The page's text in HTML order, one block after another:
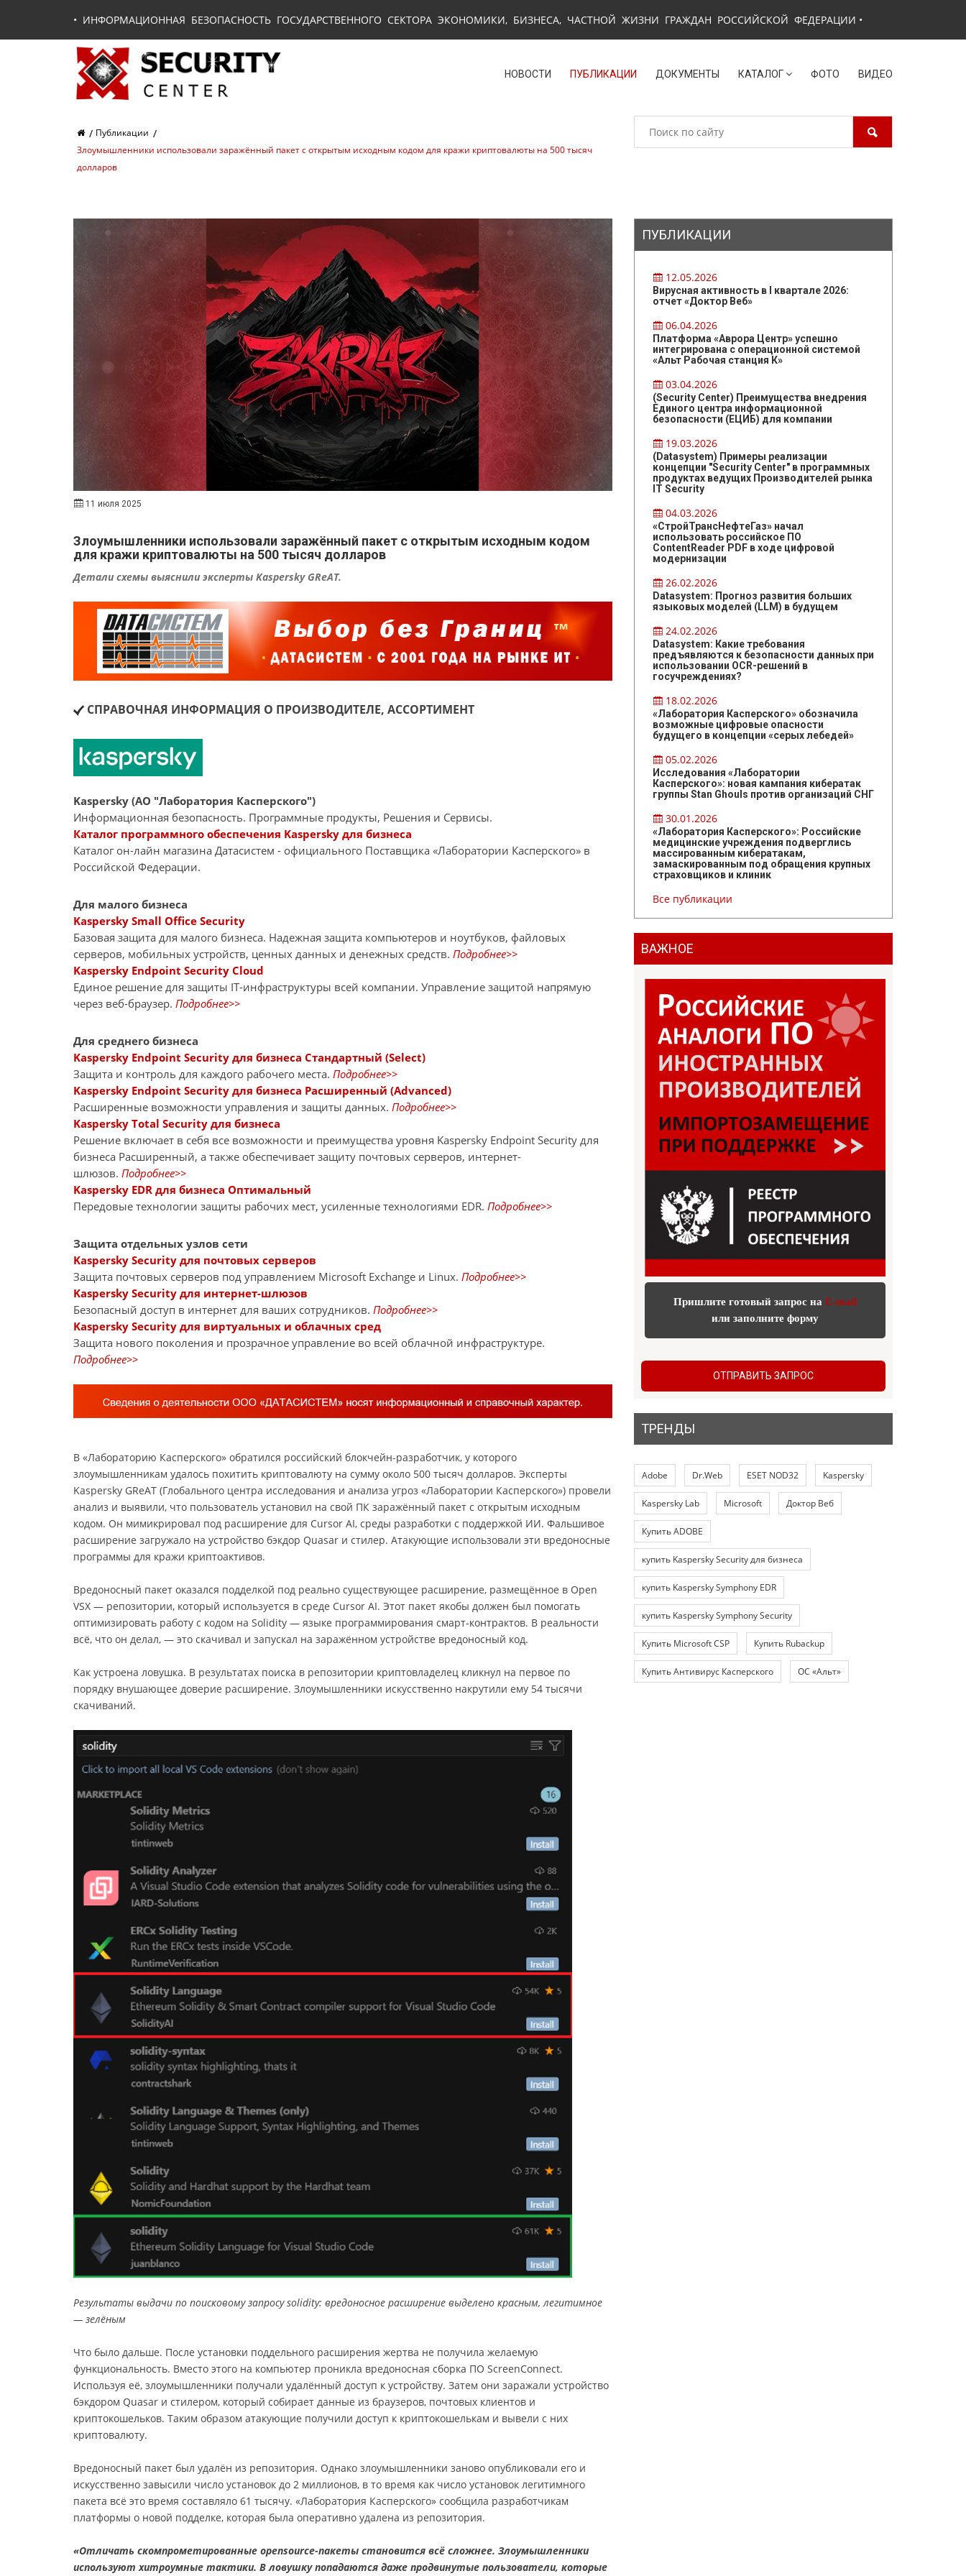
• ИНФОРМАЦИОННАЯ БЕЗОПАСНОСТЬ ГОСУДАРСТВЕННОГО СЕКТОРА ЭКОНОМИКИ, БИЗНЕСА, ЧАСТНОЙ ЖИЗНИ ГРАЖДАН РОССИЙСКОЙ ФЕДЕРАЦИИ •
НОВОСТИ ПУБЛИКАЦИИ ДОКУМЕНТЫ КАТАЛОГ ФОТО ВИДЕО
Публикации
Злоумышленники использовали заражённый пакет с открытым исходным кодом для кражи криптовалюты на 500 тысяч
долларов
11 июля 2025
Злоумышленники использовали заражённый пакет с открытым исходным кодом
для кражи криптовалюты на 500 тысяч долларов
Детали схемы выяснили эксперты Kaspersky GReAT.
СПРАВОЧНАЯ ИНФОРМАЦИЯ О ПРОИЗВОДИТЕЛЕ, АССОРТИМЕНТ
Kaspersky (АО "Лаборатория Касперского")
Информационная безопасность. Программные продукты, Решения и Сервисы.
Каталог программного обеспечения Kaspersky для бизнеса
Каталог он-лайн магазина Датасиcтем - официального Поставщика «Лаборатории Касперского» в
Российской Федерации.
Для малого бизнеса
Kaspersky Small Office Security
Базовая защита для малого бизнеса. Надежная защита компьютеров и ноутбуков, файловых
серверов, мобильных устройств, ценных данных и денежных средств. Подробнее>>
Kaspersky Endpoint Security Cloud
Единое решение для защиты IT-инфраструктуры всей компании. Управление защитой напрямую
через веб-браузер. Подробнее>>
Для среднего бизнеса
Kaspersky Endpoint Security для бизнеса Стандартный (Select)
Защита и контроль для каждого рабочего места. Подробнее>>
Kaspersky Endpoint Security для бизнеса Расширенный (Advanced)
Расширенные возможности управления и защиты данных. Подробнее>>
Kaspersky Total Security для бизнеса
Решение включает в себя все возможности и преимущества уровня Kaspersky Endpoint Security для
бизнеса Расширенный, а также обеспечивает защиту почтовых серверов, интернет-
шлюзов. Подробнее>>
Kaspersky EDR для бизнеса Оптимальный
Передовые технологии защиты рабочих мест, усиленные технологиями EDR. Подробнее>>
Защита отдельных узлов сети
Kaspersky Security для почтовых серверов
Защита почтовых серверов под управлением Microsoft Exchange и Linux. Подробнее>>
Kaspersky Security для интернет-шлюзов
Безопасный доступ в интернет для ваших сотрудников. Подробнее>>
Kaspersky Security для виртуальных и облачных сред
Защита нового поколения и прозрачное управление во всей облачной инфраструктуре.
Подробнее>>
В «Лабораторию Касперского» обратился российский блокчейн-разработчик, у которого
злоумышленникам удалось похитить криптовалюту на сумму около 500 тысяч долларов. Эксперты
Kaspersky GReAT (Глобального центра исследования и анализа угроз «Лаборатории Касперского») провели
анализ и выявили, что пользователь установил на свой ПК заражённый пакет с открытым исходным
кодом. Он мимикрировал под расширение для Cursor AI, среды разработки с поддержкой ИИ. Фальшивое
расширение загружало на устройство бэкдор Quasar и стилер. Атакующие использовали эти вредоносные
программы для кражи криптоактивов.
Вредоносный пакет оказался подделкой под реально существующее расширение, размещённое в Open
VSX — репозитории, который используется в среде Cursor AI. Этот пакет якобы должен был помогать
оптимизировать работу с кодом на Solidity — языке программирования смарт-контрактов. В реальности
всё, что он делал, — это скачивал и запускал на заражённом устройстве вредоносный код.
Как устроена ловушка. В результатах поиска в репозитории криптовладелец кликнул на первое по
порядку внушающее доверие расширение. Злоумышленники искусственно накрутили ему 54 тысячи
скачиваний.
Результаты выдачи по поисковому запросу solidity: вредоносное расширение выделено красным, легитимное
— зелёным
Что было дальше. После установки поддельного расширения жертва не получила желаемую
функциональность. Вместо этого на компьютер проникла вредоносная сборка ПО ScreenConnect.
Используя её, злоумышленники получали удалённый доступ к устройству. Затем они заражали устройство
бэкдором Quasar и стилером, который собирает данные из браузеров, почтовых клиентов и
криптокошельков. Таким образом атакующие получили доступ к криптокошелькам и вывели с них
криптовалюту.
Вредоносный пакет был удалён из репозитория. Однако злоумышленники заново опубликовали его и
искусственно завысили число установок до 2 миллионов, в то время как число установок легитимного
пакета всё это время составляло 61 тысячу. «Лаборатория Касперского» сообщила разработчикам
платформы о новой подделке, которая была оперативно удалена из репозитория.
«Отличать скомпрометированные opensource-пакеты становится всё сложнее. Злоумышленники
используют хитроумные тактики. В ловушку попадаются даже продвинутые пользователи, которые
ПУБЛИКАЦИИ
12.05.2026
Вирусная активность в I квартале 2026:
отчет «Доктор Веб»
06.04.2026
Платформа «Аврора Центр» успешно
интегрирована с операционной системой
«Альт Рабочая станция К»
03.04.2026
(Security Center) Преимущества внедрения
Единого центра информационной
безопасности (ЕЦИБ) для компании
19.03.2026
(Datasystem) Примеры реализации
концепции "Security Center" в программных
продуктах ведущих Производителей рынка
IT Security
04.03.2026
«СтройТрансНефтеГаз» начал
использовать российское ПО
ContentReader PDF в ходе цифровой
модернизации
26.02.2026
Datasystem: Прогноз развития больших
языковых моделей (LLM) в будущем
24.02.2026
Datasystem: Какие требования
предъявляются к безопасности данных при
использовании OCR-решений в
госучреждениях?
18.02.2026
«Лаборатория Касперского» обозначила
возможные цифровые опасности
будущего в концепции «серых лебедей»
05.02.2026
Исследования «Лаборатории
Касперского»: новая кампания кибератак
группы Stan Ghouls против организаций СНГ
30.01.2026
«Лаборатория Касперского»: Российские
медицинские учреждения подверглись
массированным кибератакам,
замаскированным под обращения крупных
страховщиков и клиник
Все публикации
ВАЖНОЕ
Пришлите готовый запрос на E-mail
или заполните форму
ОТПРАВИТЬ ЗАПРОС
ТРЕНДЫ
Adobe Dr.Web ESET NOD32 Kaspersky
Kaspersky Lab Microsoft Доктор Веб
Купить ADOBE
купить Kaspersky Security для бизнеса
купить Kaspersky Symphony EDR
купить Kaspersky Symphony Security
Купить Microsoft CSP Купить Rubackup
Купить Антивирус Касперского ОС «Альт»